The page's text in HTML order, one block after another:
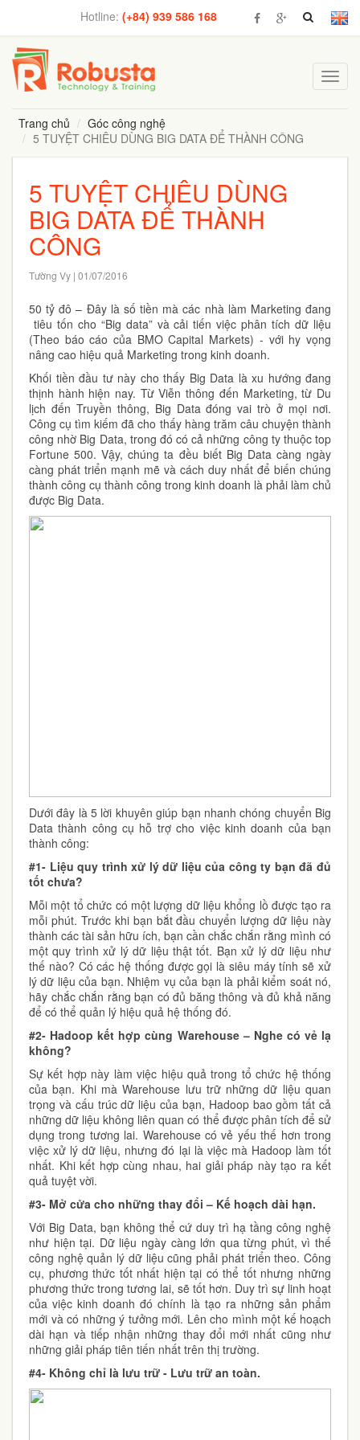
Hotline: (+84) 939 586 168
Trang chủ
Góc công nghệ
5 TUYỆT CHIÊU DÙNG BIG DATA ĐỂ THÀNH CÔNG
5 TUYỆT CHIÊU DÙNG
BIG DATA ĐỂ THÀNH
CÔNG
Tường Vy | 01/07/2016
50 tỷ đô – Đây là số tiền mà các nhà làm Marketing đang
tiêu tốn cho “Big data” và cải tiến việc phân tích dữ liệu
(Theo báo cáo của BMO Capital Markets) - với hy vọng
nâng cao hiệu quả Marketing trong kinh doanh.
Khối tiền đầu tư này cho thấy Big Data là xu hướng đang
thịnh hành hiện nay. Từ Viễn thông đến Marketing, từ Du
lịch đến Truyền thông, Big Data đóng vai trò ở mọi nơi.
Công cụ tìm kiếm đã cho thấy hàng trăm câu chuyện thành
công nhờ Big Data, trong đó có cả những công ty thuộc top
Fortune 500. Vậy, chúng ta đều biết Big Data càng ngày
càng phát triển mạnh mẽ và cách duy nhất để biến chúng
thành công cụ thành công trong kinh doanh là phải làm chủ
được Big Data.
Dưới đây là 5 lời khuyên giúp bạn nhanh chóng chuyển Big
Data thành công cụ hỗ trợ cho việc kinh doanh của bạn
thành công:
#1- Liệu quy trình xử lý dữ liệu của công ty bạn đã đủ
tốt chưa?
Mỗi một tổ chức có một lượng dữ liệu khổng lồ được tạo ra
mỗi phút. Trước khi bạn bắt đầu chuyển lượng dữ liệu này
thành các tài sản hữu ích, bạn cần chắc chắn rằng mình có
một quy trình xử lý dữ liệu thật tốt. Bạn xử lý dữ liệu như
thế nào? Có các hệ thống được gọi là siêu máy tính sẽ xử
lý dữ liệu của bạn. Nhiệm vụ của bạn là phải kiểm soát nó,
hãy chắc chắn rằng bạn có đủ băng thông và đủ khả năng
để có thể quản lý hiệu quả hệ thống đó.
#2- Hadoop kết hợp cùng Warehouse – Nghe có vẻ lạ
không?
Sự kết hợp này làm việc hiệu quả trong tổ chức hệ thống
của bạn. Khi mà Warehouse lưu trữ những dữ liệu quan
trọng và cấu trúc dữ liệu của bạn, Hadoop bao gồm tất cả
những dữ liệu không liên quan có thể được phân tích để sử
dụng trong tương lai. Warehouse có vẻ yếu thế hơn trong
việc xử lý dữ liệu, nhưng đó lại là việc mà Hadoop làm tốt
nhất. Khi kết hợp cùng nhau, hai giải pháp này tạo ra kết
quả tuyệt vời.
#3- Mở cửa cho những thay đổi – Kế hoạch dài hạn.
Với Big Data, bạn không thể cứ duy trì hạ tầng công nghệ
như hiện tại. Dữ liệu ngày càng lớn qua từng phút, vì thế
công nghệ quản lý dữ liệu cũng phải phát triển theo. Công
cụ, phương thức tốt nhất hiện tại có thể tốt nhưng những
phương thức trong tương lai, sẽ tốt hơn. Duy trì sự linh hoạt
của việc kinh doanh đó chính là tạo ra những sản phẩm
mới và có những ý tưởng mới. Lên cho mình một kế hoạch
dài hạn và tiếp nhận những thay đổi mới nhất cũng như
những giải pháp tiên tiến nhất trên thị trường.
#4- Không chỉ là lưu trữ - Lưu trữ an toàn.